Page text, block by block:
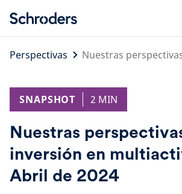
content
Perspectivas
Nuestras
SNAPSHOT 2 MIN
Nuestras
inversión en
Abril de 2024